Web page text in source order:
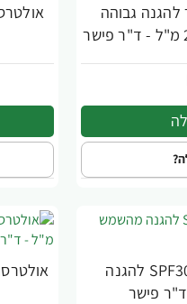
להגנה גבוהה
אולטרסול ספריי שקוף SPF30 להגנה